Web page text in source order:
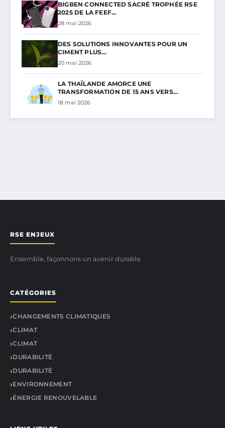
BIGBEN CONNECTED SACRÉ TROPHÉE RSE
2025 DE LA FEEF…
28 mai 2026
DES SOLUTIONS INNOVANTES POUR UN
CIMENT PLUS…
20 mai 2026
LA THAÏLANDE AMORCE UNE
TRANSFORMATION DE 15 ANS VERS…
18 mai 2026
RSE ENJEUX
Ensemble, façonnons un avenir durable
CATÉGORIES
CHANGEMENTS CLIMATIQUES
CLIMAT
CLIMAT
DURABILITÉ
DURABILITÉ
ENVIRONNEMENT
ÉNERGIE RENOUVELABLE